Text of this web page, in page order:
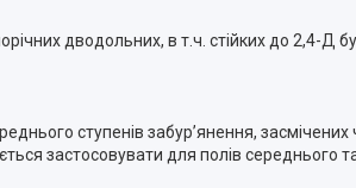
дводольних, в т.ч. стійких до 2,4-Д
ступенів забур’янення, засмічених
застосовувати для полів середнього